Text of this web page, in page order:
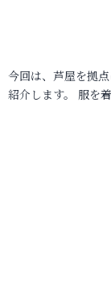
今回は、芦屋を拠
紹介します。 服を